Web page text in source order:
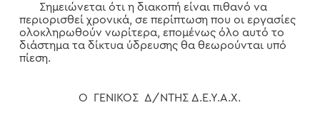
Σημειώνεται ότι η διακοπή είναι πιθανό να
περιορισθεί χρονικά, σε περίπτωση που οι εργασίες
ολοκληρωθούν νωρίτερα, επομένως όλο αυτό το
διάστημα τα δίκτυα ύδρευσης θα θεωρούνται υπό
πίεση.
Ο ΓΕΝΙΚΟΣ Δ/ΝΤΗΣ Δ.Ε.Υ.Α.Χ.